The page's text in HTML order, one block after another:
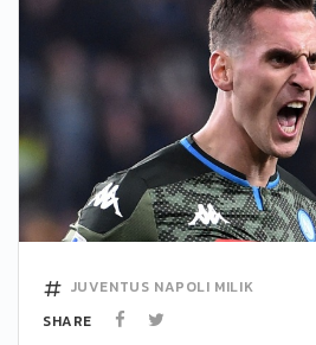
JUVENTUS NAPOLI MILIK
SHARE